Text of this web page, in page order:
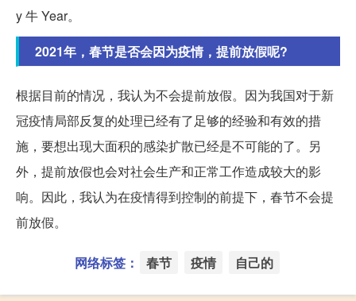
y 牛 Year。
2021年，春节是否会因为疫情，提前放假呢?
根据目前的情况，我认为不会提前放假。因为我国对于新
冠疫情局部反复的处理已经有了足够的经验和有效的措
施，要想出现大面积的感染扩散已经是不可能的了。另
外，提前放假也会对社会生产和正常工作造成较大的影
响。因此，我认为在疫情得到控制的前提下，春节不会提
前放假。
网络标签： 春节 疫情 自己的